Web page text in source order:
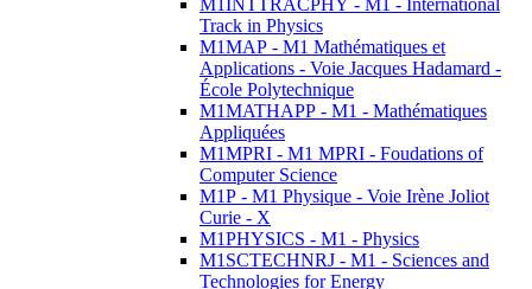
M1INTTRACPHY - M1 - International
Track in Physics
M1MAP - M1 Mathématiques et
Applications - Voie Jacques Hadamard -
École Polytechnique
M1MATHAPP - M1 - Mathématiques
Appliquées
M1MPRI - M1 MPRI - Foudations of
Computer Science
M1P - M1 Physique - Voie Irène Joliot
Curie - X
M1PHYSICS - M1 - Physics
M1SCTECHNRJ - M1 - Sciences and
Technologies for Energy